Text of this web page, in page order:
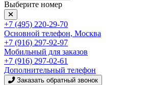
Выберите номер
+7 (495) 220-29-70
Основной телефон, Москва
+7 (916) 297-92-97
Мобильный для заказов
+7 (916) 297-02-61
Дополнительный телефон
Заказать обратный звонок